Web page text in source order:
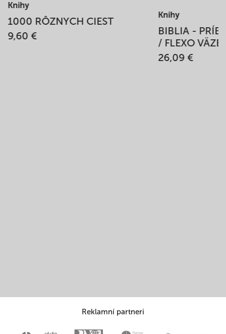
Knihy
1000 RÔZNYCH CIEST
9,60 €
Knihy
BIBLIA -
/ FLEXO
26,09 €
Reklamní partneri